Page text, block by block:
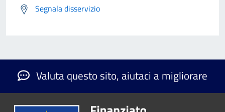
Segnala disservizio
Valuta questo sito, aiutaci a migliorare